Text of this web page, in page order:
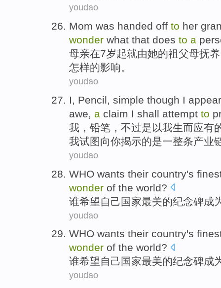
youdao
Mom was handed off to her
wonder what that does to a
母亲在7岁起就由她的祖父母抚养
怎样的影响。
youdao
I, Pencil, simple though I
awe, a claim I shall attempt to
我 ， 铅笔 ， 不过是以我生而应有
我试图向你揭示的是一整条产业
youdao
WHO wants their country's
wonder of the world?
谁希望 自己国家最美的纪念碑成
youdao
WHO wants their country's
wonder of the world?
谁希望 自己 国家最美的纪念碑成
youdao